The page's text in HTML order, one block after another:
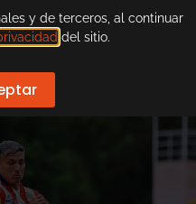
y de terceros, al continuar
del sitio.